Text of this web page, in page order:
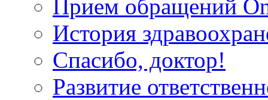
Прием обращений
История
Спасибо, доктор!
Развитие